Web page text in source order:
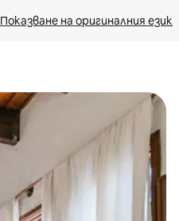
Показване на оригиналния език